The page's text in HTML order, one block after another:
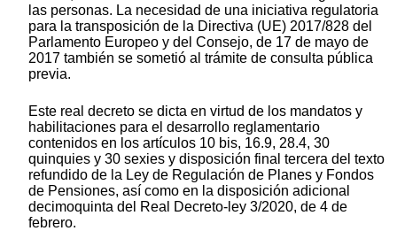
las personas. La necesidad de una iniciativa regulatoria
para la transposición de la Directiva (UE) 2017/828 del
Parlamento Europeo y del Consejo, de 17 de mayo de
2017 también se sometió al trámite de consulta pública
previa.
Este real decreto se dicta en virtud de los mandatos y
habilitaciones para el desarrollo reglamentario
contenidos en los artículos 10 bis, 16.9, 28.4, 30
quinquies y 30 sexies y disposición final tercera del texto
refundido de la Ley de Regulación de Planes y Fondos
de Pensiones, así como en la disposición adicional
decimoquinta del Real Decreto-ley 3/2020, de 4 de
febrero.